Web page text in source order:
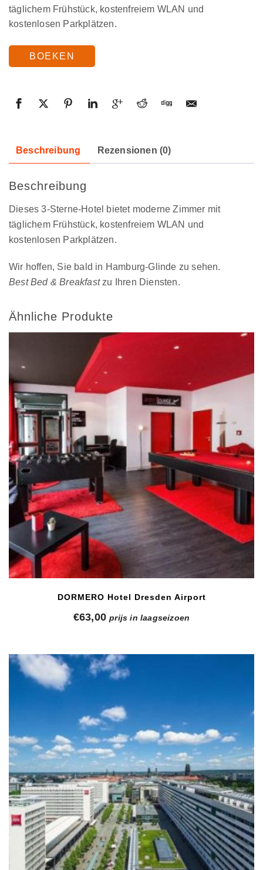
täglichem Frühstück, kostenfreiem WLAN und
kostenlosen Parkplätzen.
BOEKEN
Beschreibung Rezensionen (0)
Beschreibung
Dieses 3-Sterne-Hotel bietet moderne Zimmer mit
täglichem Frühstück, kostenfreiem WLAN und
kostenlosen Parkplätzen.
Wir hoffen, Sie bald in Hamburg-Glinde zu sehen.
Best Bed & Breakfastzu Ihren Diensten.
Ähnliche Produkte
DORMERO Hotel Dresden Airport
€63,00 prijs in laagseizoen